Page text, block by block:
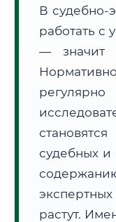
Формат учебы:
🗺️ Зона обслуживания:
Расчет логистики
• Маршрут транзита: ~2
• Экспресс-доставка
📜 Документы и
В судебно-
работать с
— значит
судебных и
растут.